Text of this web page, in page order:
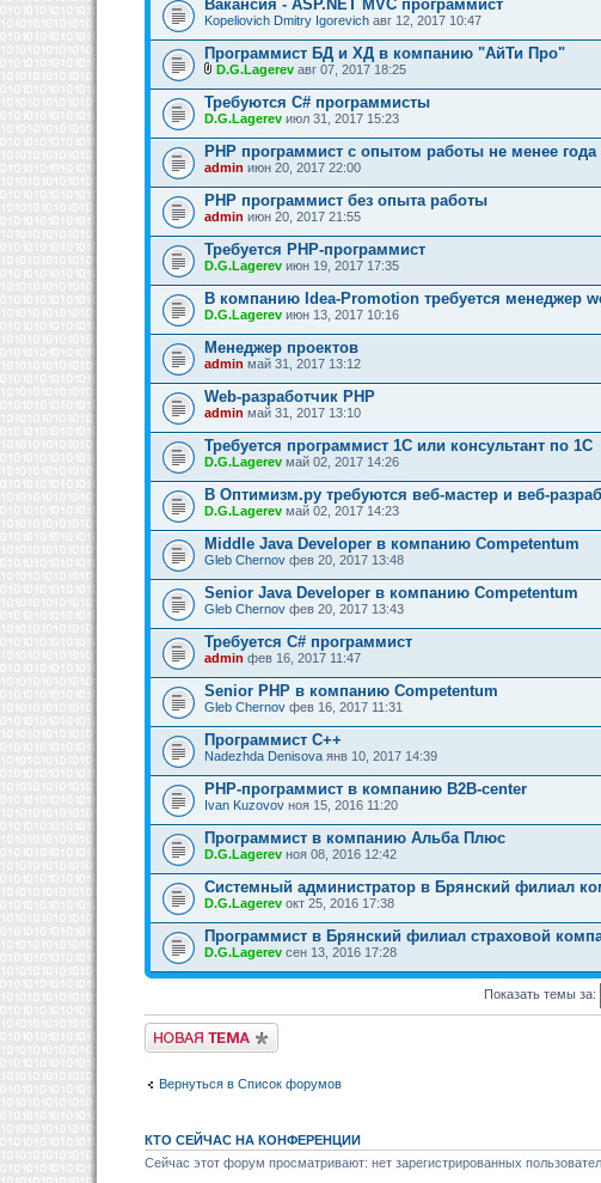
Вакансия - ASP.NET MVC программист
Kopeliovich Dmitry Igorevich авг 12, 2017 10:47
Программист БД и ХД в компанию "АйТи Про"
D.G.Lagerev авг 07, 2017 18:25
Требуются C# программисты
D.G.Lagerev июл 31, 2017 15:23
PHP программист с опытом работы не менее года
admin июн 20, 2017 22:00
PHP программист без опыта работы
admin июн 20, 2017 21:55
Требуется PHP-программист
D.G.Lagerev июн 19, 2017 17:35
В компанию Idea-Promotion требуется менеджер
D.G.Lagerev июн 13, 2017 10:16
Менеджер проектов
admin май 31, 2017 13:12
Web-разработчик PHP
admin май 31, 2017 13:10
Требуется программист 1C или консультант по 1C
D.G.Lagerev май 02, 2017 14:26
В Оптимизм.ру требуются веб-мастер и веб-
D.G.Lagerev май 02, 2017 14:23
Middle Java Developer в компанию Competentum
Gleb Chernov фев 20, 2017 13:48
Senior Java Developer в компанию Competentum
Gleb Chernov фев 20, 2017 13:43
Требуется C# программист
admin фев 16, 2017 11:47
Senior PHP в компанию Competentum
Gleb Chernov фев 16, 2017 11:31
Программист С++
Nadezhda Denisova янв 10, 2017 14:39
PHP-программист в компанию B2B-center
Ivan Kuzovov ноя 15, 2016 11:20
Программист в компанию Альба Плюс
D.G.Lagerev ноя 08, 2016 12:42
Системный администратор в Брянский филиал
D.G.Lagerev окт 25, 2016 17:38
Программист в Брянский филиал страховой
D.G.Lagerev сен 13, 2016 17:28
Показать темы за:
Новая тема
Вернуться в Список форумов
КТО СЕЙЧАС НА КОНФЕРЕНЦИИ
Сейчас этот форум просматривают: нет зарегистрированных